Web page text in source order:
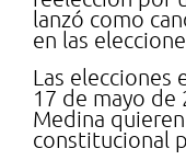
lanzó como
en las
Las elecciones
17 de mayo de
Medina
constitucional